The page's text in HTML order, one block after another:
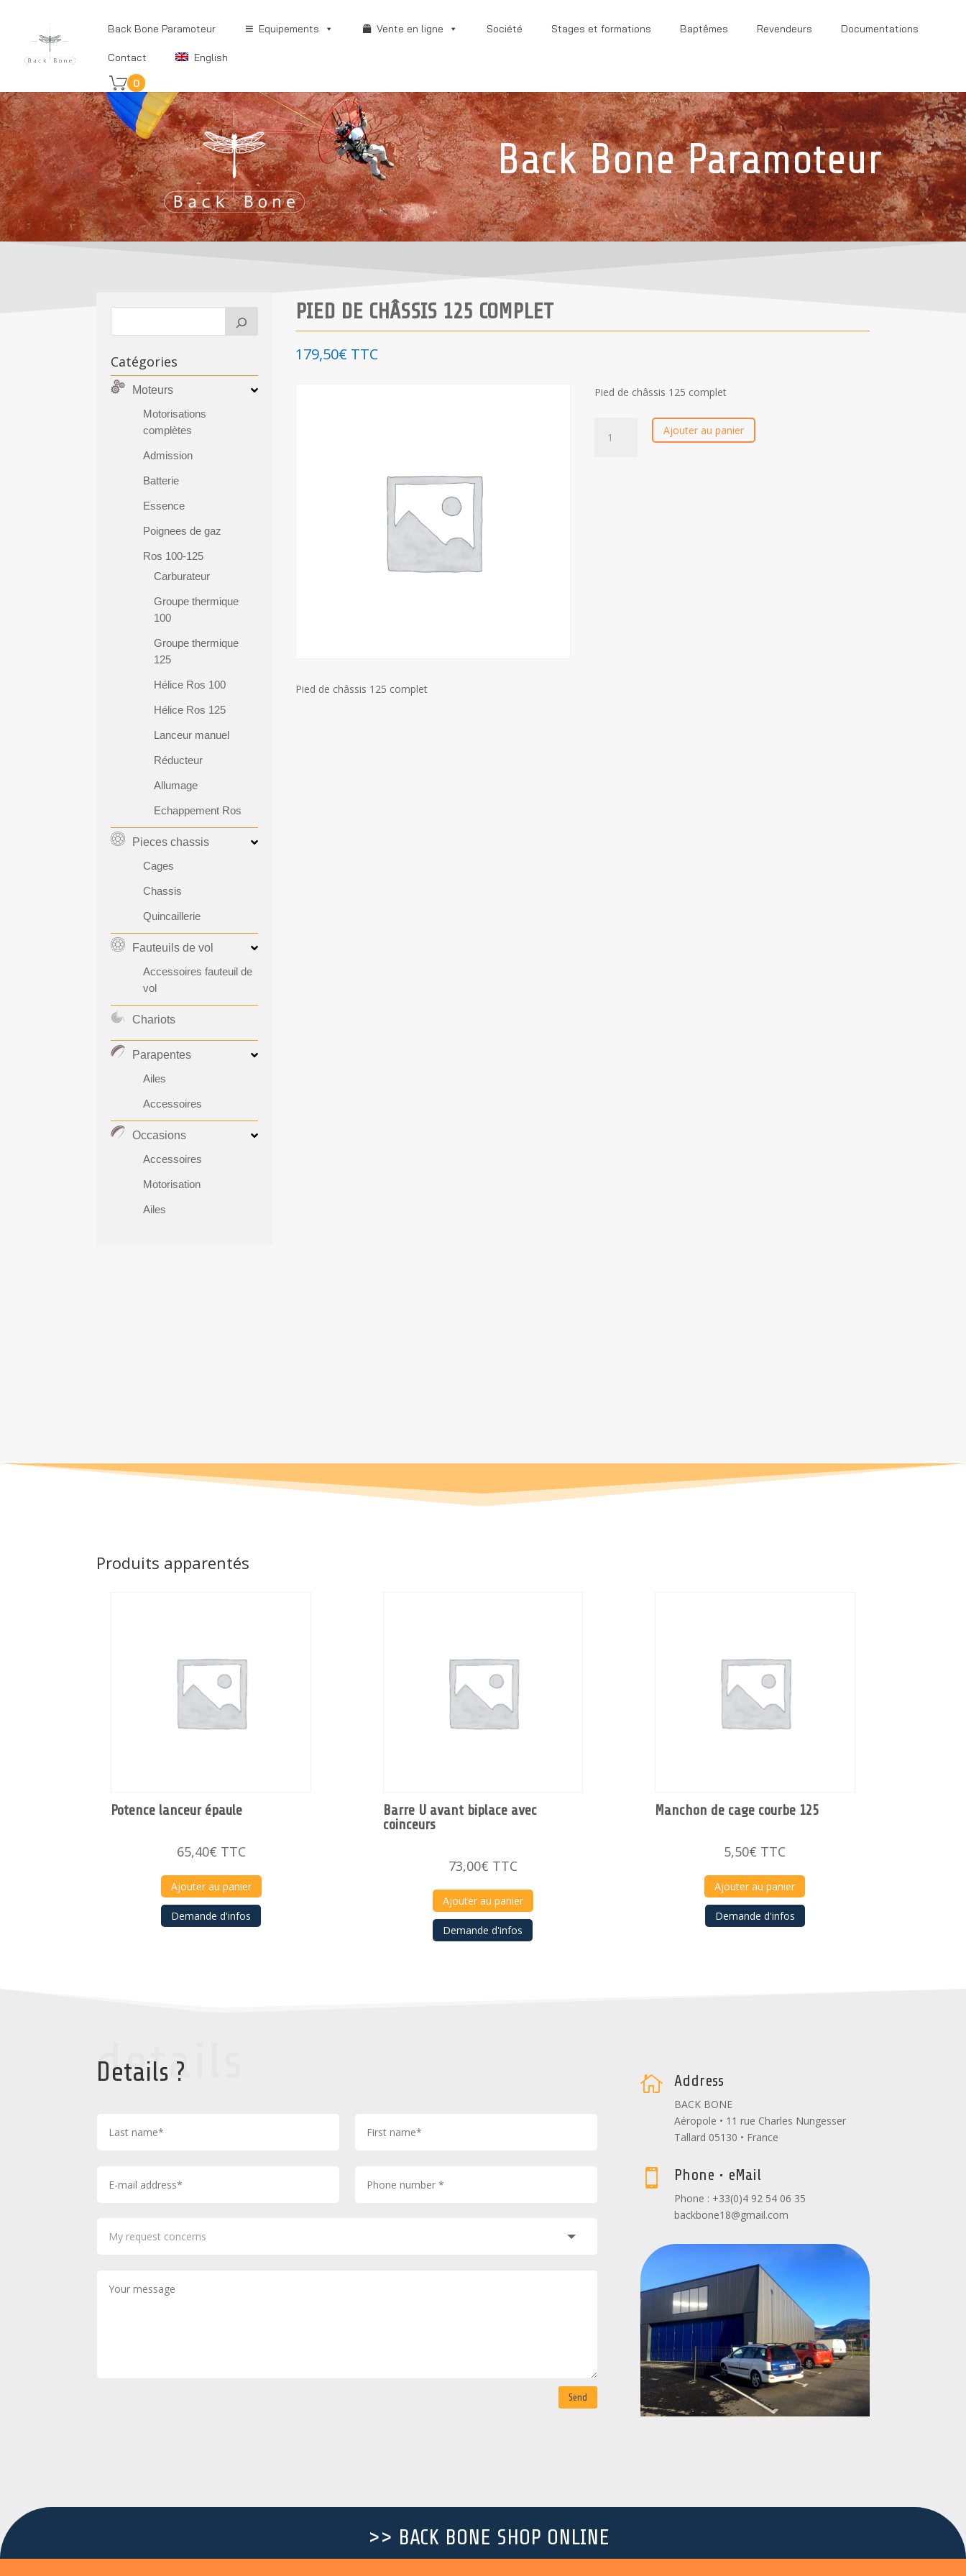
Back Bone Paramoteur Equipements Vente en ligne Société Stages et formations Baptêmes Revendeurs Documentations
Contact
English
0
Back Bone Paramoteur
Catégories
Moteurs
Motorisations
complètes
Admission
Batterie
Essence
Poignees de gaz
Ros 100-125
Carburateur
Groupe thermique
100
Groupe thermique
125
Hélice Ros 100
Hélice Ros 125
Lanceur manuel
Réducteur
Allumage
Echappement Ros
Pieces chassis
Cages
Chassis
Quincaillerie
Fauteuils de vol
Accessoires fauteuil de
vol
Chariots
Parapentes
Ailes
Accessoires
Occasions
Accessoires
Motorisation
Ailes
PIED DE CHÂSSIS 125 COMPLET
179,50€ TTC
Pied de châssis 125 complet
Ajouter au panier
Pied de châssis 125 complet
Produits apparentés
Potence lanceur épaule
65,40€ TTC
Ajouter au panier
Demande d'infos
Barre U avant biplace avec
coinceurs
73,00€ TTC
Ajouter au panier
Demande d'infos
Manchon de cage courbe 125
5,50€ TTC
Ajouter au panier
Demande d'infos
details
Details ?
Send
 Address
BACK BONE
Aéropole • 11 rue Charles Nungesser
Tallard 05130 • France
 Phone • eMail
Phone : +33(0)4 92 54 06 35
backbone18@gmail.com
>> BACK BONE SHOP ONLINE